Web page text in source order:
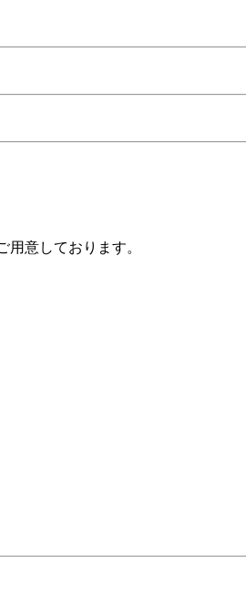
意しております。